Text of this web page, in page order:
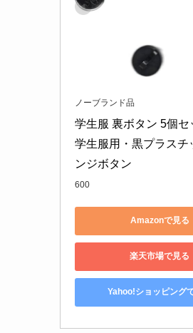
ノーブランド品
学生服 裏ボタン 5個セ
学生服用・黒プラスチ
ンジボタン
600
Amazonで見る
楽天市場で見る
Yahoo!ショッピング